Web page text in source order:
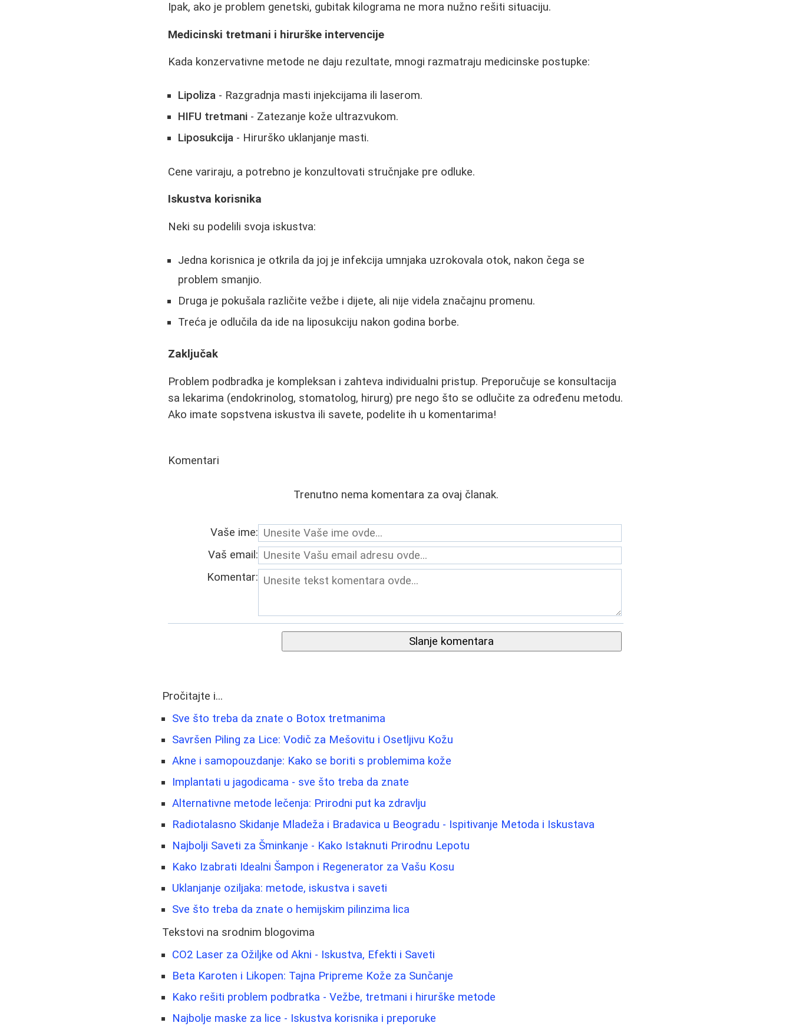
Ipak, ako je problem genetski, gubitak kilograma ne mora nužno rešiti situaciju.
Medicinski tretmani i hirurške intervencije
Kada konzervativne metode ne daju rezultate, mnogi razmatraju medicinske postupke:
Lipoliza - Razgradnja masti injekcijama ili laserom.
HIFU tretmani - Zatezanje kože ultrazvukom.
Liposukcija - Hirurško uklanjanje masti.
Cene variraju, a potrebno je konzultovati stručnjake pre odluke.
Iskustva korisnika
Neki su podelili svoja iskustva:
Jedna korisnica je otkrila da joj je infekcija umnjaka uzrokovala otok, nakon čega se
problem smanjio.
Druga je pokušala različite vežbe i dijete, ali nije videla značajnu promenu.
Treća je odlučila da ide na liposukciju nakon godina borbe.
Zaključak
Problem podbradka je kompleksan i zahteva individualni pristup. Preporučuje se konsultacija
sa lekarima (endokrinolog, stomatolog, hirurg) pre nego što se odlučite za određenu metodu.
Ako imate sopstvena iskustva ili savete, podelite ih u komentarima!
Komentari
Trenutno nema komentara za ovaj članak.
Vaše ime:
Vaš email:
Komentar:
Slanje komentara
Pročitajte i...
Sve što treba da znate o Botox tretmanima
Savršen Piling za Lice: Vodič za Mešovitu i Osetljivu Kožu
Akne i samopouzdanje: Kako se boriti s problemima kože
Implantati u jagodicama - sve što treba da znate
Alternativne metode lečenja: Prirodni put ka zdravlju
Radiotalasno Skidanje Mladeža i Bradavica u Beogradu - Ispitivanje Metoda i Iskustava
Najbolji Saveti za Šminkanje - Kako Istaknuti Prirodnu Lepotu
Kako Izabrati Idealni Šampon i Regenerator za Vašu Kosu
Uklanjanje oziljaka: metode, iskustva i saveti
Sve što treba da znate o hemijskim pilinzima lica
Tekstovi na srodnim blogovima
CO2 Laser za Ožiljke od Akni - Iskustva, Efekti i Saveti
Beta Karoten i Likopen: Tajna Pripreme Kože za Sunčanje
Kako rešiti problem podbratka - Vežbe, tretmani i hirurške metode
Najbolje maske za lice - Iskustva korisnika i preporuke